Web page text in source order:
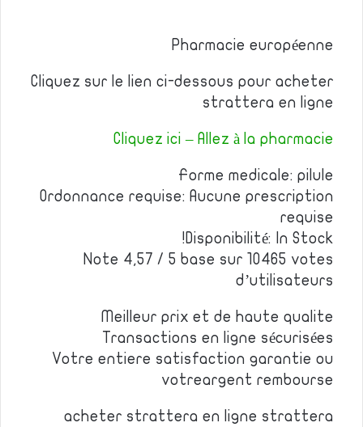
Pharmacie européenne
Cliquez sur le lien ci-dessous pour acheter
strattera en ligne
Cliquez ici – Allez à la pharmacie
Forme medicale: pilule
Ordonnance requise: Aucune prescription
requise
Disponibilité: In Stock!
Note 4,57 / 5 base sur 10465 votes
d’utilisateurs
Meilleur prix et de haute qualite
Transactions en ligne sécurisées
Votre entiere satisfaction garantie ou
votreargent rembourse
acheter strattera en ligne strattera